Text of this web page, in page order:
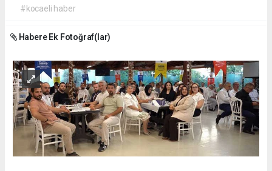
#kocaeli haber
Habere Ek Fotoğraf(lar)